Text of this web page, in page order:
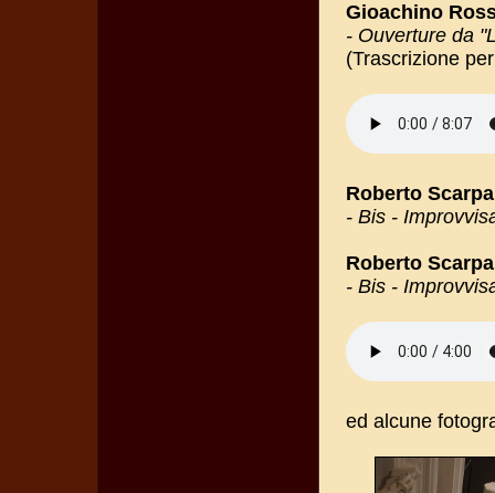
Gioachino
- Ouverture da
(Trascrizione
Roberto
- Bis -
Roberto
- Bis -
ed alcune